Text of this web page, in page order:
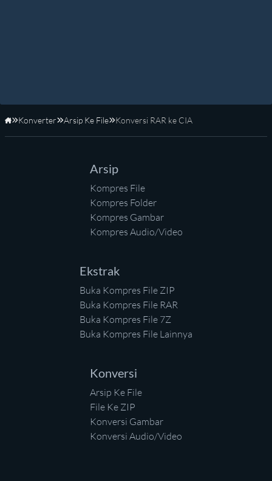
Beranda
Konverter Arsip Ke File Konversi RAR ke CIA
Arsip
Kompres File
Kompres Folder
Kompres Gambar
Kompres Audio/Video
Ekstrak
Buka Kompres File ZIP
Buka Kompres File RAR
Buka Kompres File 7Z
Buka Kompres File Lainnya
Konversi
Arsip Ke File
File Ke ZIP
Konversi Gambar
Konversi Audio/Video